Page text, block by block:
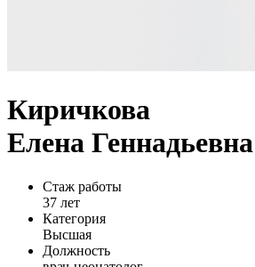
Киричкова
Елена Геннадьевна
Стаж работы
37 лет
Категория
Высшая
Должность